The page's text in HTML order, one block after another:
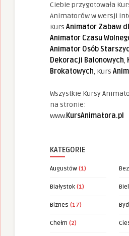
Ciebie przygotowała
Animatorów w wersji
Kurs Animator Zabaw
Animator Czasu
Animator Osób
Dekoracji Balonowych,
Brokatowych, Kurs
Wszystkie Kursy
na stronie:
www.KursAnimatora.pl
KATEGORIE
Augustów (1)
Białystok (1)
Biznes (17)
Chełm (2)